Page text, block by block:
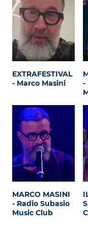
EXTRAFESTIVAL
- Marco Masini
-
MARCO MASINI
- Radio Subasio
Music Club